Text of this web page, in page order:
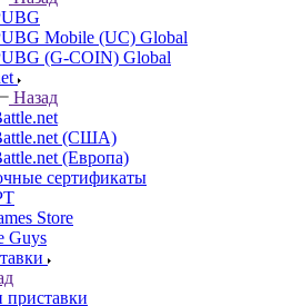
Mobile (UC) Global
(G-COIN) Global
Назад
(США)
(Европа)
сертификаты
Store
Guys